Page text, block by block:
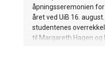
åpningsseremonien
året ved UiB 16.
studentenes
til Margareth Hagen og